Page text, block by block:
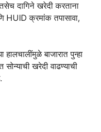
दागिने खरेदी करताना
HUID क्रमांक तपासावा,
हालचालींमुळे बाजारात पुन्हा
खरेदी वाढण्याची